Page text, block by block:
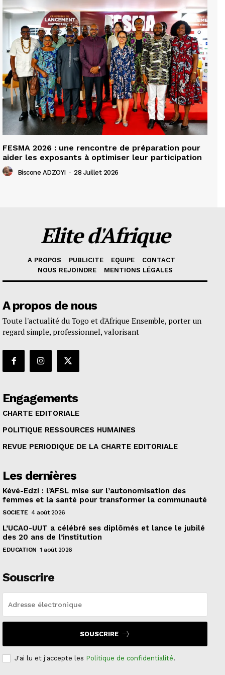
FESMA 2026 : une rencontre de préparation pour
aider les exposants à optimiser leur participation
Biscone ADZOYI - 28 Juillet 2026
Elite d'Afrique
A PROPOS PUBLICITE EQUIPE
CONTACT
NOUS REJOINDRE
MENTIONS LÉGALES
A propos de nous
Toute l'actualité du Togo et d'Afrique Ensemble, porter un
regard simple, professionnel, valorisant
Engagements
CHARTE EDITORIALE
POLITIQUE RESSOURCES HUMAINES
REVUE PERIODIQUE DE LA CHARTE EDITORIALE
Les dernières
Kévé-Edzi : l’AFSL mise sur l’autonomisation des
femmes et la santé pour transformer la communauté
SOCIETE 4 août 2026
L’UCAO-UUT a célébré ses diplômés et lance le jubilé
des 20 ans de l’institution
EDUCATION 1 août 2026
Souscrire
SOUSCRIRE
J'ai lu et j'accepte les Politique de confidentialité.